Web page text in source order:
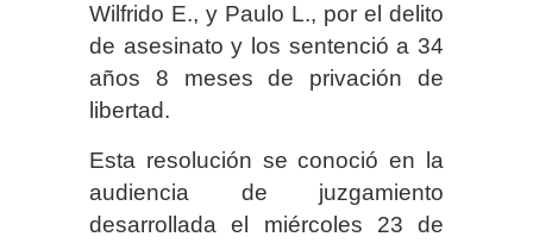
Wilfrido E., y Paulo L., por el delito
de asesinato y los sentenció a 34
años 8 meses de privación de
libertad.
Esta resolución se conoció en la
audiencia de juzgamiento
desarrollada el miércoles 23 de